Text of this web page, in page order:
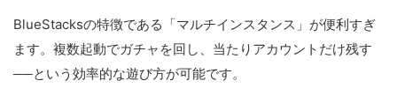
BlueStacksの特徴である「マルチインスタンス」が便利すぎ
ます。複数起動でガチャを回し、当たりアカウントだけ残す
──という効率的な遊び方が可能です。